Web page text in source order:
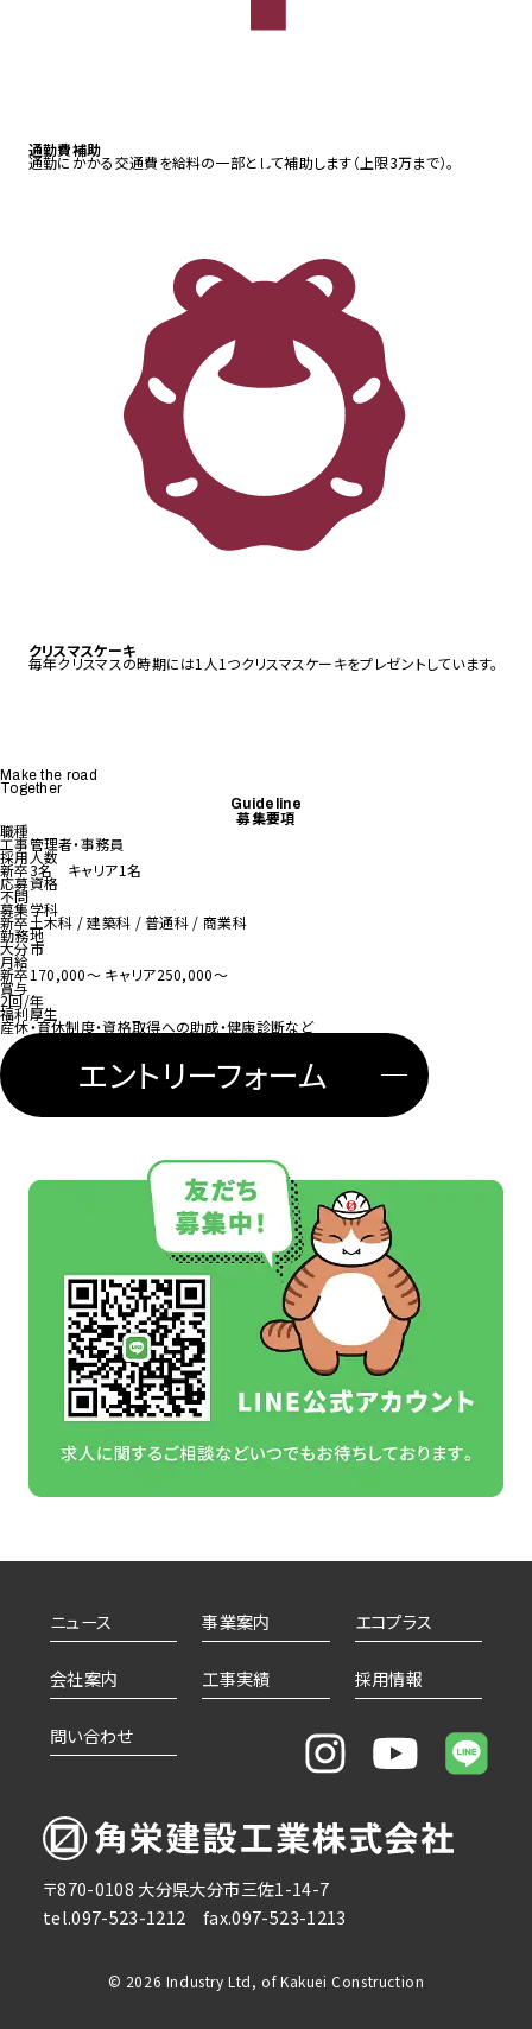
通勤費補助
通勤にかかる交通費を給料の一部として補助します（上限3万まで）。
クリスマスケーキ
毎年クリスマスの時期には1人1つクリスマスケーキをプレゼントしています。
Make the road
Together
Guideline
募集要項
職種
工事管理者・事務員
採用人数
新卒3名 キャリア1名
応募資格
不問
募集学科
新卒土木科 / 建築科 / 普通科 / 商業科
勤務地
大分市
月給
新卒170,000〜 キャリア250,000〜
賞与
2回/年
福利厚生
産休・育休制度・資格取得への助成・健康診断など
エントリーフォーム
ニュース 事業案内 エコプラス
会社案内 工事実績 採用情報
問い合わせ
〒870-0108 大分県大分市三佐1-14-7
tel.097-523-1212 fax.097-523-1213
© 2026 Industry Ltd, of Kakuei Construction